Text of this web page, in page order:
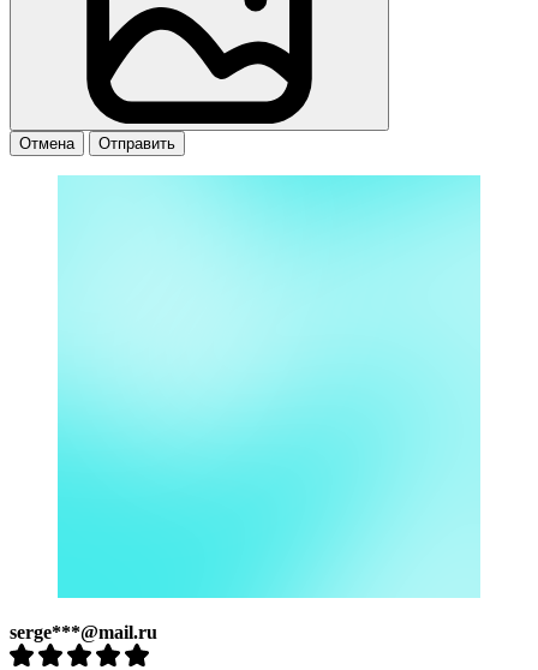
Отмена Отправить
serge***@mail.ru